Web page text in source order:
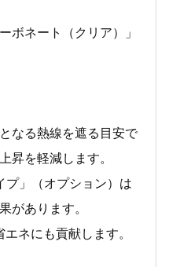
ボネート（クリア）」
なる熱線を遮る目安で
昇を軽減します。
プ」（オプション）は
があります。
ネにも貢献します。